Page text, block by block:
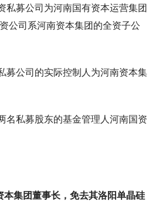
私募公司为河南国有资本运营集团
公司系河南资本集团的全资子公
募公司的实际控制人为河南资本集
名私募股东的基金管理人河南国资
本集团董事长，免去其洛阳单晶硅